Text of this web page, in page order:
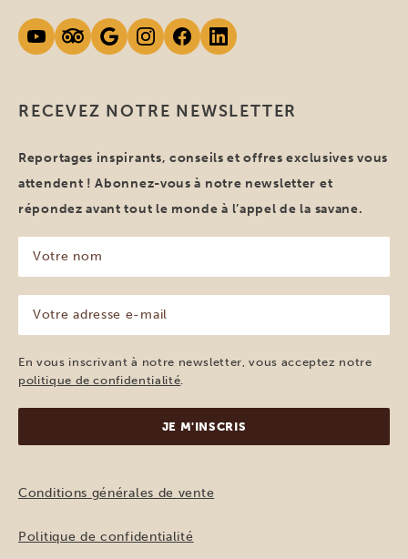
RECEVEZ NOTRE NEWSLETTER
Reportages inspirants, conseils et offres exclusives vous
attendent ! Abonnez-vous à notre newsletter et
répondez avant tout le monde à l’appel de la savane.
nom
(Nécessaire)
adresse
e-
mail
(Nécessaire)
En vous inscrivant à notre newsletter, vous acceptez notre
politique de confidentialité
Conditions générales de vente
Politique de confidentialité